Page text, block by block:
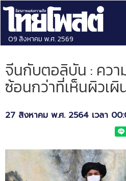
09 สิงหาคม พ.ศ. 2569
จีนกับตอลิบัน : คว
ซ้อนกว่าที่เห็นผิวเผิ
27 สิงหาคม พ.ศ. 2564 เวลา